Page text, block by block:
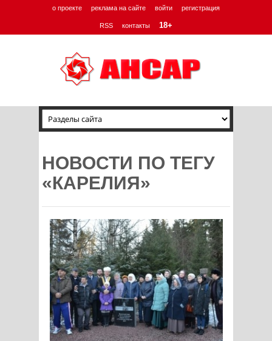
о проекте реклама на сайте войти регистрация
RSS контакты 18+
НОВОСТИ ПО ТЕГУ
«КАРЕЛИЯ»